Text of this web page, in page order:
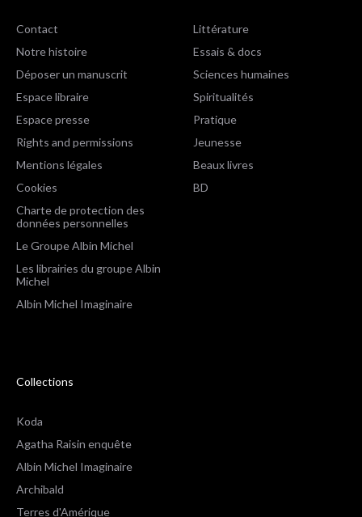
Contact
Notre histoire
Déposer un manuscrit
Espace libraire
Espace presse
Rights and permissions
Mentions légales
Cookies
Charte de protection des
données personnelles
Le Groupe Albin Michel
Les librairies du groupe Albin
Michel
Albin Michel Imaginaire
Littérature
Essais & docs
Sciences humaines
Spiritualités
Pratique
Jeunesse
Beaux livres
BD
Collections
Koda
Agatha Raisin enquête
Albin Michel Imaginaire
Archibald
Terres d'Amérique